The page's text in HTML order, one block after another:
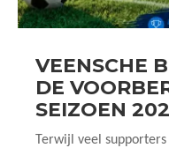
VEENSCHE
DE
SEIZOEN
Terwijl veel